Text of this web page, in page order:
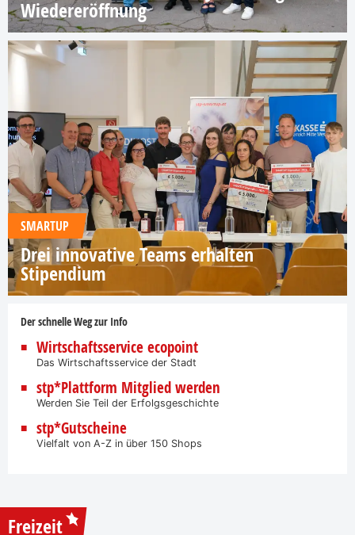
Wiedereröffnung
SMARTUP
Drei innovative Teams erhalten
Stipendium
Der schnelle Weg zur Info
Wirtschaftsservice ecopoint
Das Wirtschaftsservice der Stadt
stp*Plattform Mitglied werden
Werden Sie Teil der Erfolgsgeschichte
stp*Gutscheine
Vielfalt von A-Z in über 150 Shops
Freizeit